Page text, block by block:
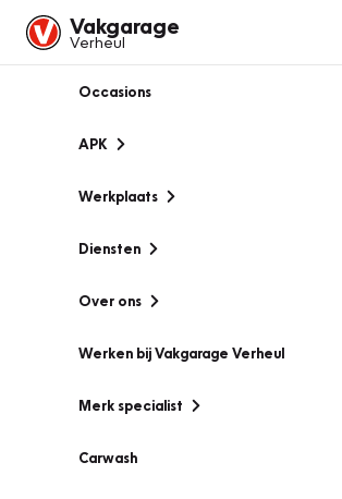
Vakgarage
Verheul
Occasions
APK
Werkplaats
Diensten
Over ons
Werken bij Vakgarage Verheul
Merk specialist
Carwash